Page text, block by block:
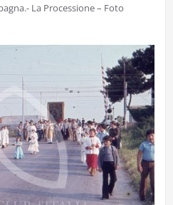
La Processione – Foto